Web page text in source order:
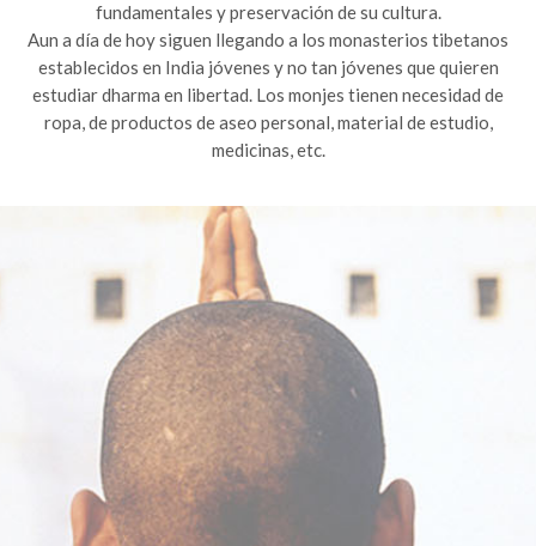
fundamentales y preservación de su cultura.
Aun a día de hoy siguen llegando a los monasterios tibetanos
establecidos en India jóvenes y no tan jóvenes que quieren
estudiar dharma en libertad. Los monjes tienen necesidad de
ropa, de productos de aseo personal, material de estudio,
medicinas, etc.